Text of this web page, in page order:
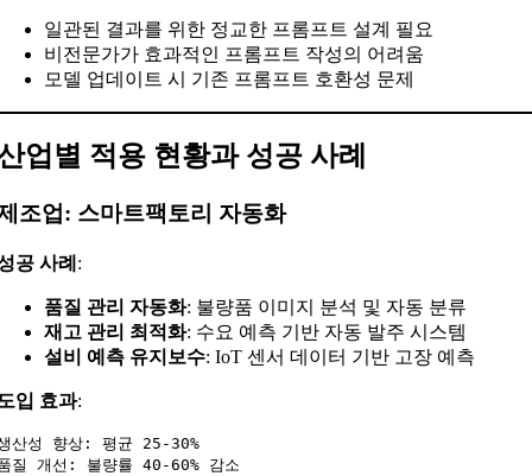
일관된 결과를 위한 정교한 프롬프트 설계 필요
비전문가가 효과적인 프롬프트 작성의 어려움
모델 업데이트 시 기존 프롬프트 호환성 문제
업별 적용 현황과 성공 사례
조업: 스마트팩토리 자동화
공 사례 :
품질 관리 자동화: 불량품 이미지 분석 및 자동 분류
재고 관리 최적화: 수요 예측 기반 자동 발주 시스템
설비 예측 유지보수: IoT 센서 데이터 기반 고장 예측
입 효과:
산성 향상: 평균 25-30%
질 개선: 불량률 40-60% 감소